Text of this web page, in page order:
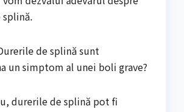
de splină sunt
un simptom al unei boli grave?
durerile de splină pot fi